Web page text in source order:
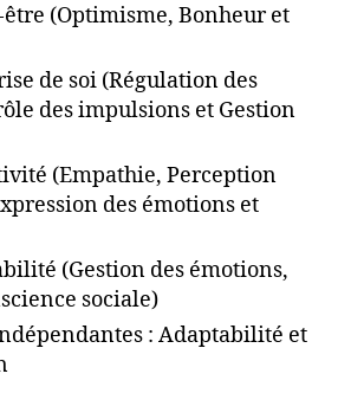
(Optimisme, Bonheur et
de soi (Régulation des
des impulsions et Gestion
(Empathie, Perception
des émotions et
(Gestion des émotions,
sociale)
: Adaptabilité et